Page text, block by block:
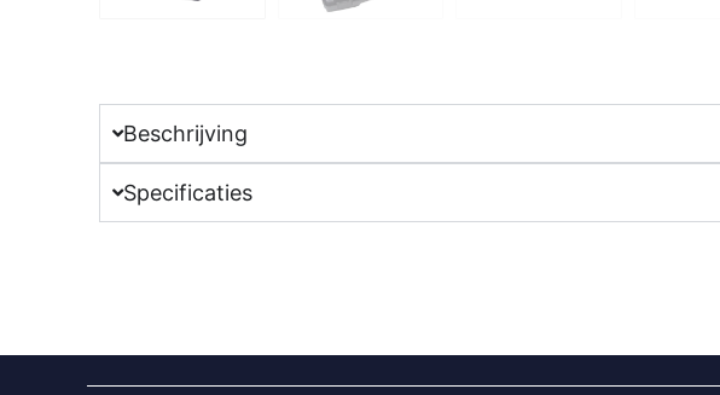
Beschrijving
Specificaties